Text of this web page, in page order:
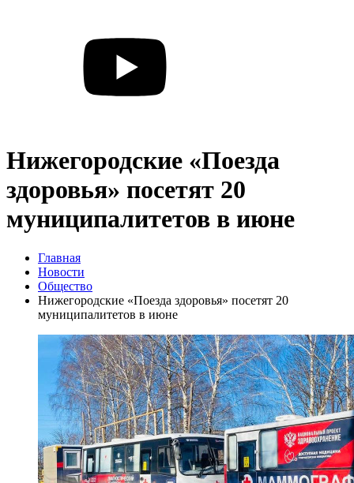
Нижегородские «Поезда
здоровья» посетят 20
муниципалитетов в июне
Главная
Новости
Общество
Нижегородские «Поезда здоровья» посетят 20
муниципалитетов в июне